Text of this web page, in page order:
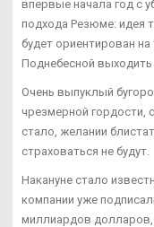
впервые начала год с
подхода Резюме: идея
будет ориентирован
Поднебесной
Очень выпуклый
чрезмерной гордости,
стало, желании
страховаться не будут.
Накануне стало
компании уже
миллиардов долларов,